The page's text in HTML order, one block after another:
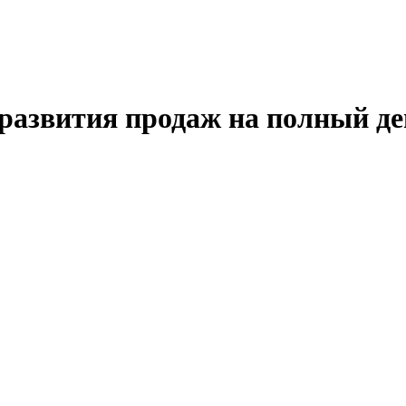
продаж на полный